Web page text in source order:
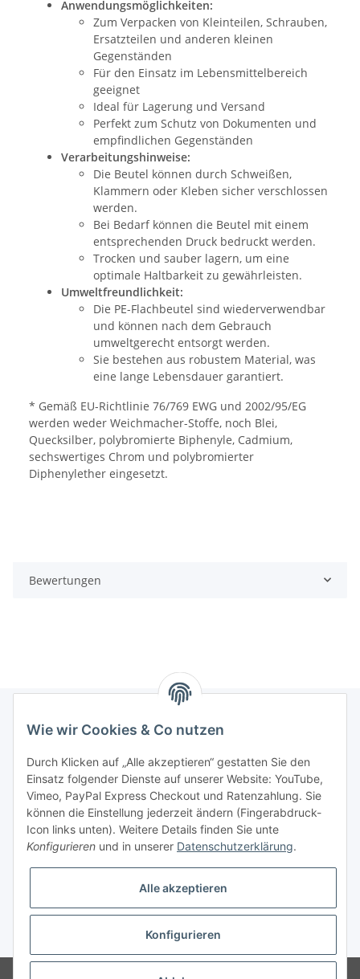
Anwendungsmöglichkeiten:
Zum Verpacken von Kleinteilen, Schrauben,
Ersatzteilen und anderen kleinen
Gegenständen
Für den Einsatz im Lebensmittelbereich
geeignet
Ideal für Lagerung und Versand
Perfekt zum Schutz von Dokumenten und
empfindlichen Gegenständen
Verarbeitungshinweise:
Die Beutel können durch Schweißen,
Klammern oder Kleben sicher verschlossen
werden.
Bei Bedarf können die Beutel mit einem
entsprechenden Druck bedruckt werden.
Trocken und sauber lagern, um eine
optimale Haltbarkeit zu gewährleisten.
Umweltfreundlichkeit:
Die PE-Flachbeutel sind wiederverwendbar
und können nach dem Gebrauch
umweltgerecht entsorgt werden.
Sie bestehen aus robustem Material, was
eine lange Lebensdauer garantiert.
* Gemäß EU-Richtlinie 76/769 EWG und 2002/95/EG
werden weder Weichmacher-Stoffe, noch Blei,
Quecksilber, polybromierte Biphenyle, Cadmium,
sechswertiges Chrom und polybromierter
Diphenylether eingesetzt.
Bewertungen
Gesetzliche Informationen
Vertrag widerrufen
* Alle Preise zzgl. gesetzlicher USt., zzgl.Versand
Wie wir Cookies & Co nutzen
Durch Klicken auf „Alle akzeptieren“ gestatten Sie den
Einsatz folgender Dienste auf unserer Website: YouTube,
Vimeo, PayPal Express Checkout und Ratenzahlung. Sie
können die Einstellung jederzeit ändern (Fingerabdruck-
Icon links unten). Weitere Details finden Sie unte
Konfigurieren und in unserer Datenschutzerklärung.
Alle akzeptieren
Konfigurieren